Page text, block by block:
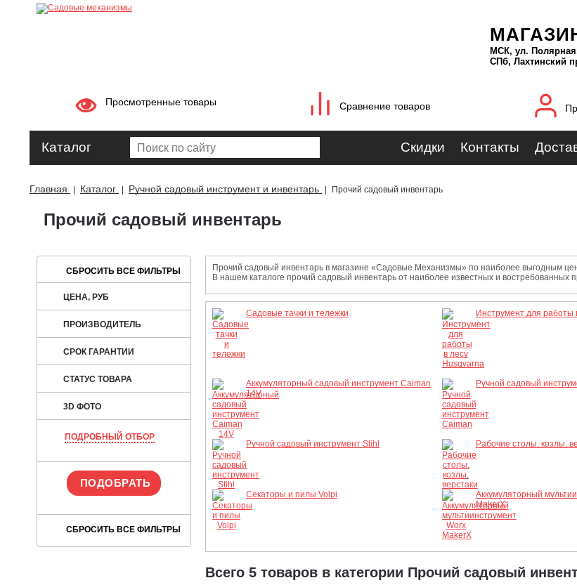
МСК, ул.
СПб, Лахтинский
Просмотренные товары Сравнение товаров
Каталог Скидки Контакты
Главная Каталог Ручной садовый инструмент и инвентарь Прочий садовый инвентарь
Прочий садовый инвентарь
ЦЕНА, РУБ
ПРОИЗВОДИТЕЛЬ
СРОК ГАРАНТИИ
СТАТУС ТОВАРА
3D ФОТО
ПОДРОБНЫЙ ОТБОР
Прочий садовый инвентарь в магазине «Садовые Механизмы» по наиболее выгодным
В нашем каталоге прочий садовый инвентарь от наиболее известных и востребованных
Садовые тачки и тележки Инструмент для работы
Аккумуляторный садовый инструмент Caiman
14V
Ручной садовый
Ручной садовый инструмент Stihl Рабочие столы, козлы,
Секаторы и пилы Volpi
Аккумуляторный
MakerX
Всего 5 товаров в категории Прочий садовый